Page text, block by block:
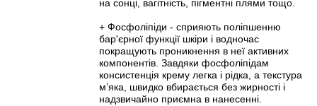
на сонці, вагітність, пігментні плями тощо.
+ Фосфоліпіди - сприяють поліпшенню
бар'єрної функції шкіри і водночас
покращують проникнення в неї активних
компонентів. Завдяки фосфоліпідам
консистенція крему легка і рідка, а текстура
м’яка, швидко вбирається без жирності і
надзвичайно приємна в нанесенні.